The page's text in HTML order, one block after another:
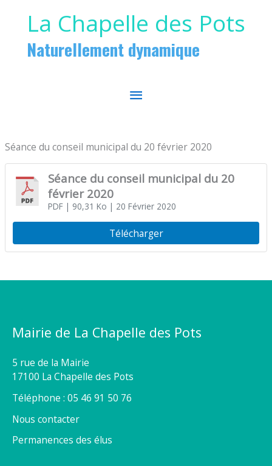
La Chapelle des Pots
Naturellement dynamique
MENU
Séance du conseil municipal du 20 février 2020
Séance du conseil municipal du 20
février 2020
PDF| 90,31 Ko | 20 Février 2020
Télécharger
Mairie de La Chapelle des Pots
5 rue de la Mairie
17100 La Chapelle des Pots
Téléphone : 05 46 91 50 76
Nous contacter
Permanences des élus